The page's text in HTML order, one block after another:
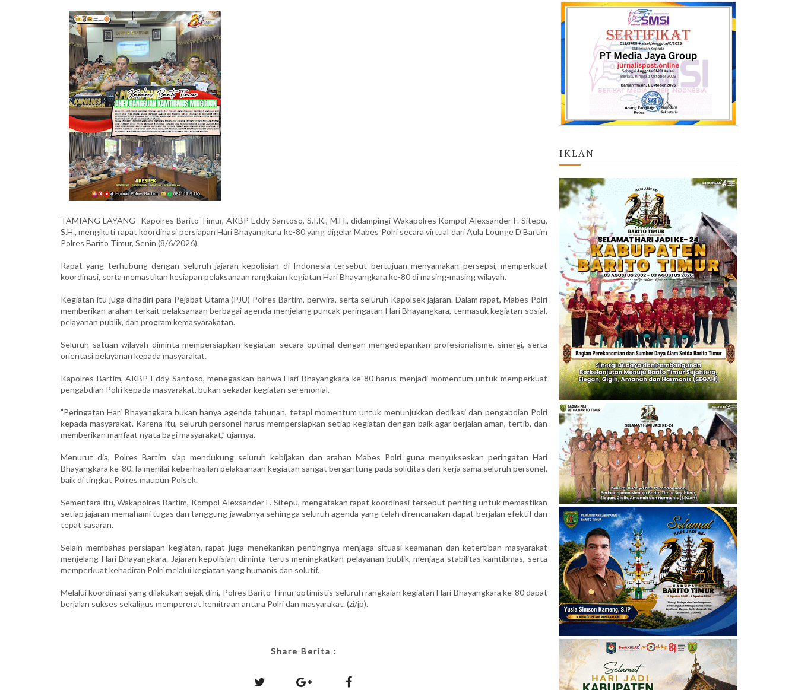
TAMIANG LAYANG- Kapolres Barito Timur, AKBP Eddy Santoso, S.I.K., M.H., didampingi Wakapolres Kompol Alexsander F. Sitepu,
S.H., mengikuti rapat koordinasi persiapan Hari Bhayangkara ke-80 yang digelar Mabes Polri secara virtual dari Aula Lounge D'Bartim
Polres Barito Timur, Senin (8/6/2026).
Rapat yang terhubung dengan seluruh jajaran kepolisian di Indonesia tersebut bertujuan menyamakan persepsi, memperkuat
koordinasi, serta memastikan kesiapan pelaksanaan rangkaian kegiatan Hari Bhayangkara ke-80 di masing-masing wilayah.
Kegiatan itu juga dihadiri para Pejabat Utama (PJU) Polres Bartim, perwira, serta seluruh Kapolsek jajaran. Dalam rapat, Mabes Polri
memberikan arahan terkait pelaksanaan berbagai agenda menjelang puncak peringatan Hari Bhayangkara, termasuk kegiatan sosial,
pelayanan publik, dan program kemasyarakatan.
Seluruh satuan wilayah diminta mempersiapkan kegiatan secara optimal dengan mengedepankan profesionalisme, sinergi, serta
orientasi pelayanan kepada masyarakat.
Kapolres Bartim, AKBP Eddy Santoso, menegaskan bahwa Hari Bhayangkara ke-80 harus menjadi momentum untuk memperkuat
pengabdian Polri kepada masyarakat, bukan sekadar kegiatan seremonial.
"Peringatan Hari Bhayangkara bukan hanya agenda tahunan, tetapi momentum untuk menunjukkan dedikasi dan pengabdian Polri
kepada masyarakat. Karena itu, seluruh personel harus mempersiapkan setiap kegiatan dengan baik agar berjalan aman, tertib, dan
memberikan manfaat nyata bagi masyarakat,” ujarnya.
Menurut dia, Polres Bartim siap mendukung seluruh kebijakan dan arahan Mabes Polri guna menyukseskan peringatan Hari
Bhayangkara ke-80. Ia menilai keberhasilan pelaksanaan kegiatan sangat bergantung pada soliditas dan kerja sama seluruh personel,
baik di tingkat Polres maupun Polsek.
Sementara itu, Wakapolres Bartim, Kompol Alexsander F. Sitepu, mengatakan rapat koordinasi tersebut penting untuk memastikan
setiap jajaran memahami tugas dan tanggung jawabnya sehingga seluruh agenda yang telah direncanakan dapat berjalan efektif dan
tepat sasaran.
Selain membahas persiapan kegiatan, rapat juga menekankan pentingnya menjaga situasi keamanan dan ketertiban masyarakat
menjelang Hari Bhayangkara. Jajaran kepolisian diminta terus meningkatkan pelayanan publik, menjaga stabilitas kamtibmas, serta
memperkuat kehadiran Polri melalui kegiatan yang humanis dan solutif.
Melalui koordinasi yang dilakukan sejak dini, Polres Barito Timur optimistis seluruh rangkaian kegiatan Hari Bhayangkara ke-80 dapat
berjalan sukses sekaligus mempererat kemitraan antara Polri dan masyarakat. (zi/jp).
Share Berita :
IKLAN